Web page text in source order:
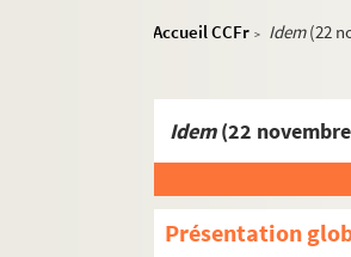
Accueil CCFr > Idem(22
Idem(22
Présentation